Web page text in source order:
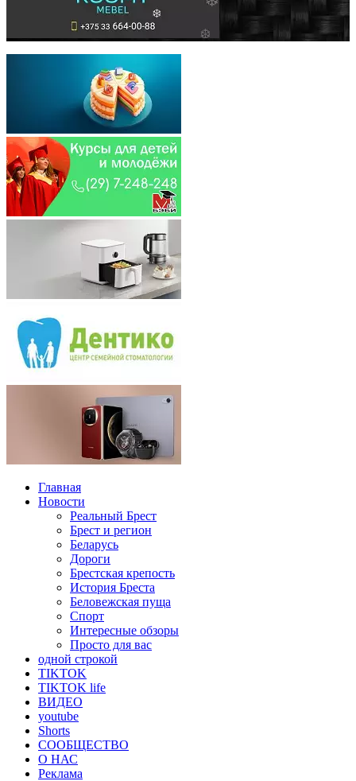
Главная
Новости
Реальный Брест
Брест и регион
Беларусь
Дороги
Брестская крепость
История Бреста
Беловежская пуща
Спорт
Интересные обзоры
Просто для вас
одной строкой
TIKTOK
TIKTOK life
ВИДЕО
youtube
Shorts
СООБЩЕСТВО
О НАС
Реклама